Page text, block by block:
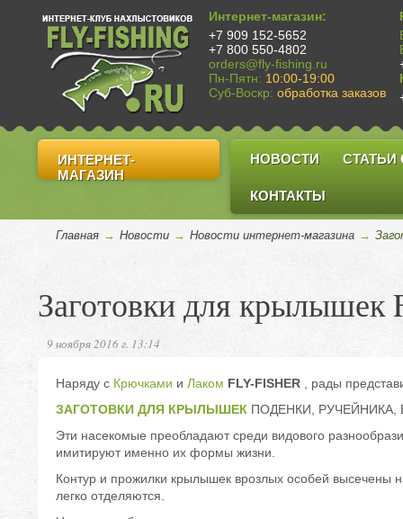
Интернет-магазин:
+7 909 152-5652
+7 800 550-4802
orders@fly-fishing.ru
Пн-Пятн: 10:00-19:00
Суб-Воскр: обработка заказов
ИНТЕРНЕТ-
МАГАЗИН
НОВОСТИ СТАТЬИ
КОНТАКТЫ
Главная → Новости → Новости интернет-магазина →
Заготовки для крылышек
9 ноября 2016 г. 13:14
Наряду с Крючками и Лаком FLY-FISHER , рады
ЗАГОТОВКИ ДЛЯ КРЫЛЫШЕК ПОДЕНКИ, РУЧЕЙНИКА,
Эти насекомые преобладают среди видового
имитируют именно их формы жизни.
Контур и прожилки крылышек врозлых особей высечены
легко отделяются.